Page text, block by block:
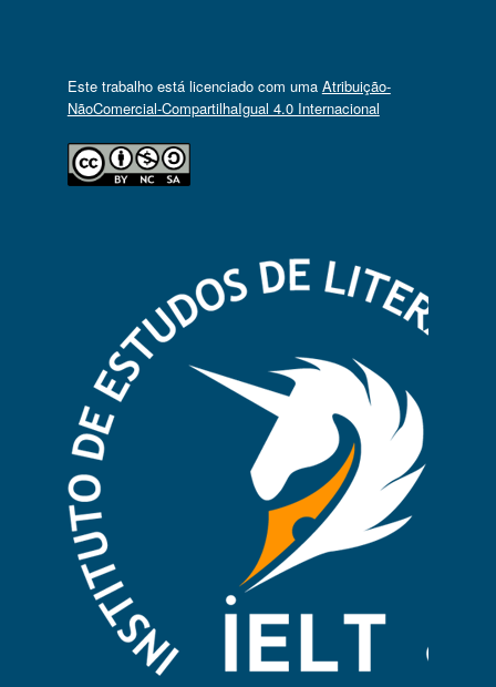
Este trabalho está licenciado com uma Atribuição-
NãoComercial-CompartilhaIgual 4.0 Internacional